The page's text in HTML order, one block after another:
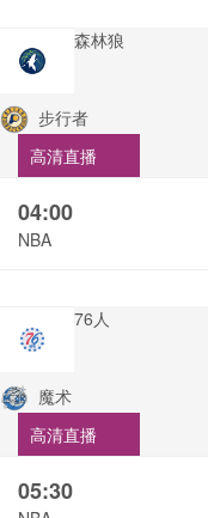
森林狼
步行者
高清直播
04:00
NBA
76人
魔术
高清直播
05:30